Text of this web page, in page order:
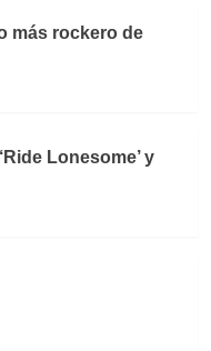
más rockero de
Lonesome’ y